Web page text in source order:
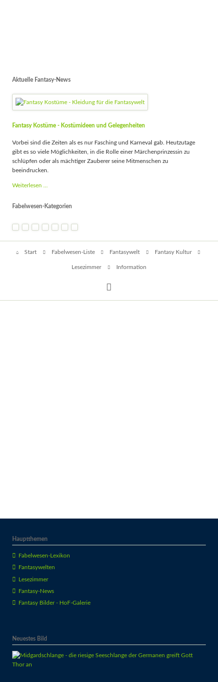
Aktuelle Fantasy-News
Fantasy Kostüme - Kostümideen und Gelegenheiten
Vorbei sind die Zeiten als es nur Fasching und Karneval gab. Heutzutage
gibt es so viele Möglichkeiten, in die Rolle einer Märchenprinzessin zu
schlüpfen oder als mächtiger Zauberer seine Mitmenschen zu
beeindrucken.
Weiterlesen …
-
Gelegenheiten
Fabelwesen-Kategorien
Start Fabelwesen-Liste Fantasywelt Fantasy Kultur
Lesezimmer Information
Hauptthemen
Fabelwesen-Lexikon
Fantasywelten
Lesezimmer
Fantasy-News
Fantasy Bilder - HoF-Galerie
Neuestes Bild